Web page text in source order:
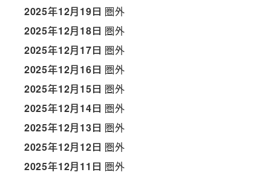
2025年12月19日 圏外
2025年12月18日 圏外
2025年12月17日 圏外
2025年12月16日 圏外
2025年12月15日 圏外
2025年12月14日 圏外
2025年12月13日 圏外
2025年12月12日 圏外
2025年12月11日 圏外